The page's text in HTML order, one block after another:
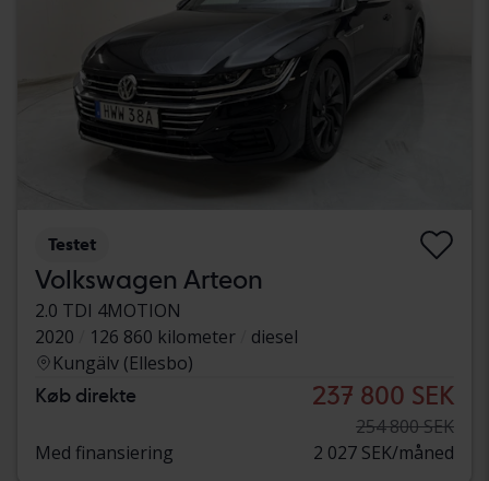
Testet
Volkswagen Arteon
2.0 TDI 4MOTION
2020
126 860 kilometer
diesel
Kungälv (Ellesbo)
Køb direkte 237 800 SEK
254 800 SEK
Med finansiering
2 027 SEK/måned